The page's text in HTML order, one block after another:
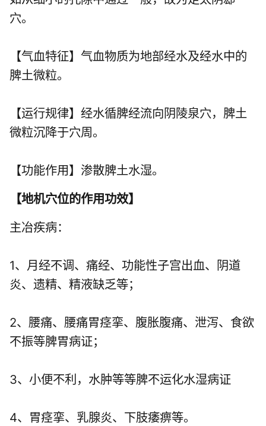
穴。
【气血特征】气血物质为地部经水及经水中的
脾土微粒。
【运行规律】经水循脾经流向阴陵泉穴，脾土
微粒沉降于穴周。
【功能作用】渗散脾土水湿。
【地机穴位的作用功效】
主冶疾病：
1、月经不调、痛经、功能性子宫出血、阴道
炎、遗精、精液缺乏等；
2、腰痛、腰痛胃痉挛、腹胀腹痛、泄泻、食欲
不振等脾胃病证；
3、小便不利，水肿等等脾不运化水湿病证
4、胃痉挛、乳腺炎、下肢痿痹等。